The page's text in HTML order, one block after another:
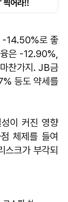
-14.50%로 좋
은 -12.90%,
찬가지. JB금
등도 약세를
이 커진 영향
체제를 들여
스크가 부각되